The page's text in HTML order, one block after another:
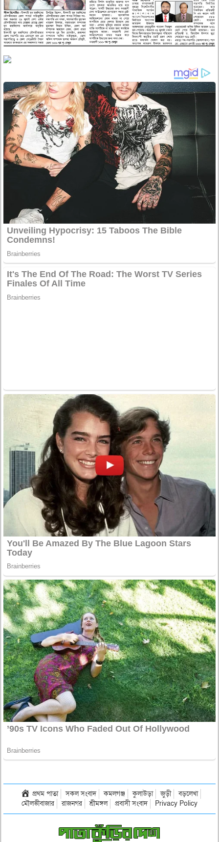
প্রথম পাতা সকল সংবাদ কমলগঞ্জ কুলাউড়া জুড়ী
বড়লেখা
মৌলভীবাজার
রাজনগর শ্রীমঙ্গল প্রবাসী সংবাদ Privacy Policy